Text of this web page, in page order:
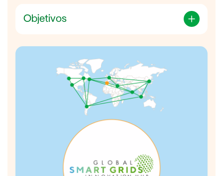
Objetivos
Responder a losretos de las redes eléctricas
Combinar la capacidad tecnológica de la